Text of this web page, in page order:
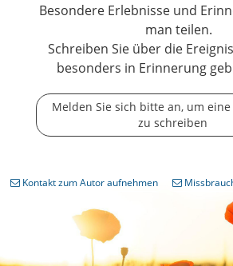
Besondere Erlebnisse und
man teilen.
Schreiben Sie über die
besonders in Erinnerung
Melden Sie sich bitte an, um
zu schreiben
Kontakt zum Autor aufnehmen